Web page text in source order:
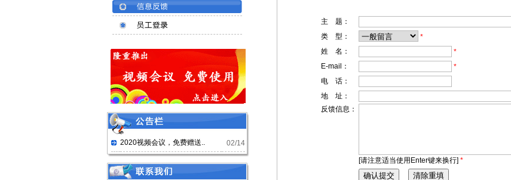
2020视频会议，免费赠送.. 02/14
主 题：
类 型：
*
姓 名：
*
E-mail：
*
电 话：
地 址：
反馈信息：
[请注意适当使用Enter键来换行] *